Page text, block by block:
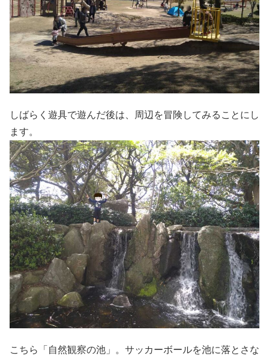
しばらく遊具で遊んだ後は、周辺を冒険してみることにし
ます。
こちら「自然観察の池」。サッカーボールを池に落とさな